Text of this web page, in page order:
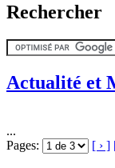
Rechercher
Actualité et
...
Pages:
[ › ]